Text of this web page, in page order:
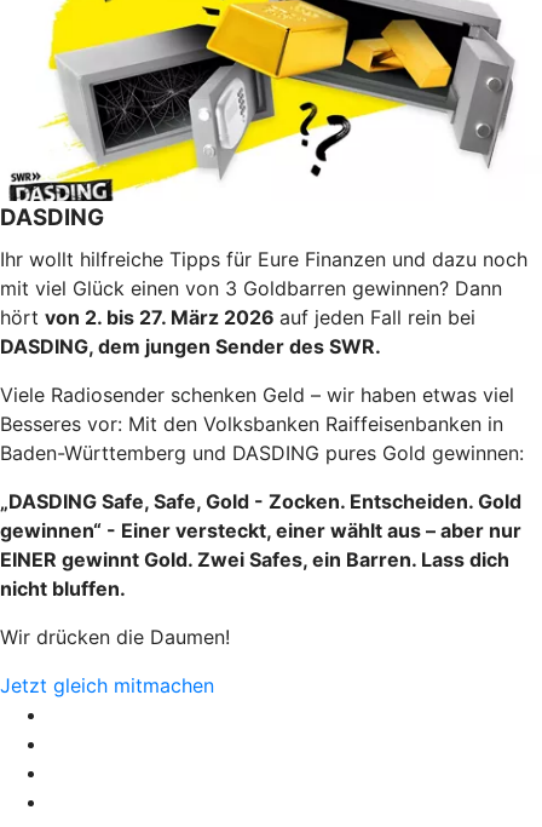
DASDING
Ihr wollt hilfreiche Tipps für Eure Finanzen und dazu noch
mit viel Glück einen von 3 Goldbarren gewinnen? Dann
hört von 2. bis 27. März 2026 auf jeden Fall rein bei
DASDING, dem jungen Sender des SWR.
Viele Radiosender schenken Geld – wir haben etwas viel
Besseres vor: Mit den Volksbanken Raiffeisenbanken in
Baden-Württemberg und DASDING pures Gold gewinnen:
„DASDING Safe, Safe, Gold - Zocken. Entscheiden. Gold
gewinnen“ - Einer versteckt, einer wählt aus – aber nur
EINER gewinnt Gold. Zwei Safes, ein Barren. Lass dich
nicht bluffen.
Wir drücken die Daumen!
Jetzt gleich mitmachen